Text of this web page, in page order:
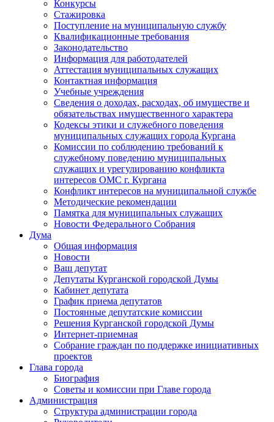
Конкурсы
Стажировка
Поступление на муниципальную службу
Квалификационные требования
Законодательство
Информация для работодателей
Аттестация муниципальных служащих
Контактная информация
Учебные учреждения
Сведения о доходах, расходах, об имуществе и
обязательствах имущественного характера
Кодексы этики и служебного поведения
муниципальных служащих города Кургана
Комиссии по соблюдению требований к
служебному поведению муниципальных
служащих и урегулированию конфликта
интересов ОМС г. Кургана
Конфликт интересов на муниципальной службе
Методические рекомендации
Памятка для муниципальных служащих
Новости Федерального Cобрания
Дума
Общая информация
Новости
Ваш депутат
Депутаты Курганской городской Думы
Кабинет депутата
График приема депутатов
Постоянные депутатские комиссии
Решения Курганской городской Думы
Интернет-приемная
Собрание граждан по поддержке инициативных
проектов
Глава города
Биография
Советы и комиссии при Главе города
Администрация
Структура администрации города